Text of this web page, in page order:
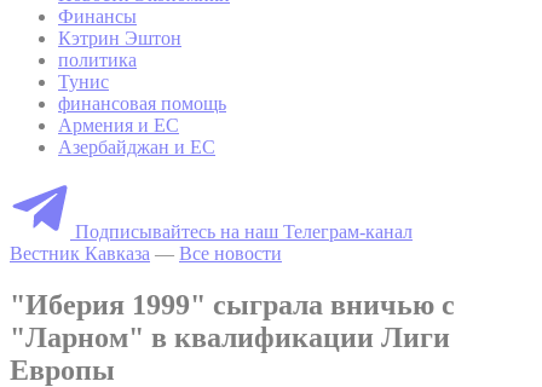
Финансы
Кэтрин Эштон
политика
Тунис
финансовая помощь
Армения и ЕС
Азербайджан и ЕС
Подписывайтесь на наш Телеграм-канал
Вестник Кавказа — Все новости
"Иберия 1999" сыграла вничью с
"Ларном" в квалификации Лиги
Европы